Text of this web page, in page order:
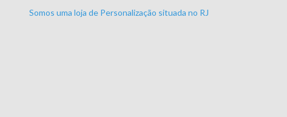
Somos uma loja de Personalização situada no RJ